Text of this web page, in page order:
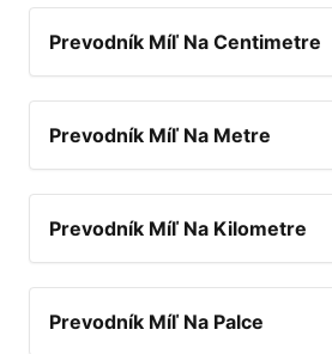
Prevodník Míľ Na Centimetre
Prevodník Míľ Na Metre
Prevodník Míľ Na Kilometre
Prevodník Míľ Na Palce